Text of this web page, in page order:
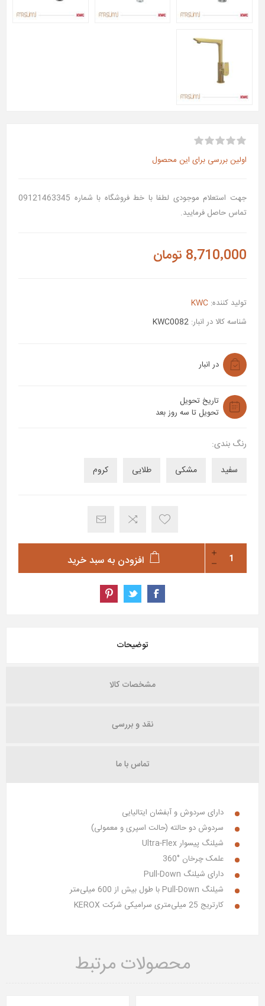
اولین بررسی برای این محصول
جهت استعلام موجودی لطفا با خط فروشگاه با شماره 09121463345
تماس حاصل فرمایید.
8٬710٬000 تومان
تولید کننده: KWC
شناسه کالا در انبار: KWC0082
در انبار
تاریخ تحویل
تحویل تا سه روز بعد
رنگ بندی:
سفید
مشکی طلایی کروم
افزودن به سبد خرید
توضیحات
مشخصات کالا
نقد و بررسی
تماس با ما
دارای سردوش و آبفشان ایتالیایی
سردوش دو حالته (حالت اسپری و معمولی)
شیلنگ پیسوارUltra-Flex
علمک چرخان °360
دارای شیلنگ Pull-Down
شیلنگ Pull-Down با طول بیش از 600 میلی‌متر
کارتریج 25 میلی‌متری سرامیکی شرکت
KEROX
محصولات مرتبط